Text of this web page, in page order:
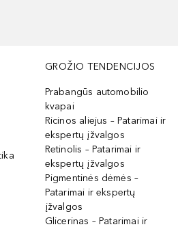
GROŽIO TENDENCIJOS
Prabangūs automobilio
kvapai
Ricinos aliejus – Patarimai ir
ekspertų įžvalgos
Retinolis – Patarimai ir
ekspertų įžvalgos
Pigmentinės dėmės –
Patarimai ir ekspertų
įžvalgos
Glicerinas – Patarimai ir